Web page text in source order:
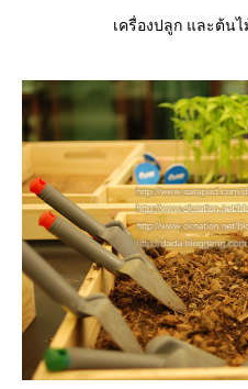
เครื่องปลูก และต้น